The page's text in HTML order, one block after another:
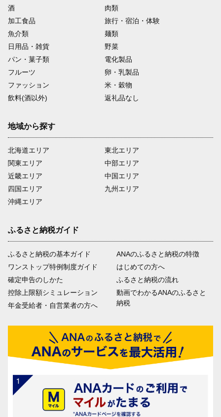
酒
肉類
加工食品
旅行・宿泊・体験
魚介類
麺類
日用品・雑貨
野菜
パン・菓子類
電化製品
フルーツ
卵・乳製品
ファッション
米・穀物
飲料(酒以外)
返礼品なし
地域から探す
北海道エリア
関東エリア
近畿エリア
四国エリア
沖縄エリア
東北エリア
中部エリア
中国エリア
九州エリア
ふるさと納税ガイド
ふるさと納税の基本ガイド
ワンストップ特例制度ガイド
確定申告のしかた
控除上限額シミュレーション
年金受給者・自営業者の方へ
ANAのふるさと納税の特徴
はじめての方へ
ふるさと納税の流れ
動画でわかるANAのふるさと
納税